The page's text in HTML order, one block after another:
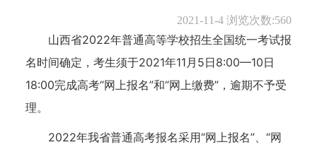
2021-11-4浏览次数:560
山西省2022年普通高等学校招生全国统一考试报
名时间确定，考生须于2021年11月5日8:00—10日
18:00完成高考“网上报名”和“网上缴费”，逾期不予受
理。
2022年我省普通高考报名采用“网上报名”、“网